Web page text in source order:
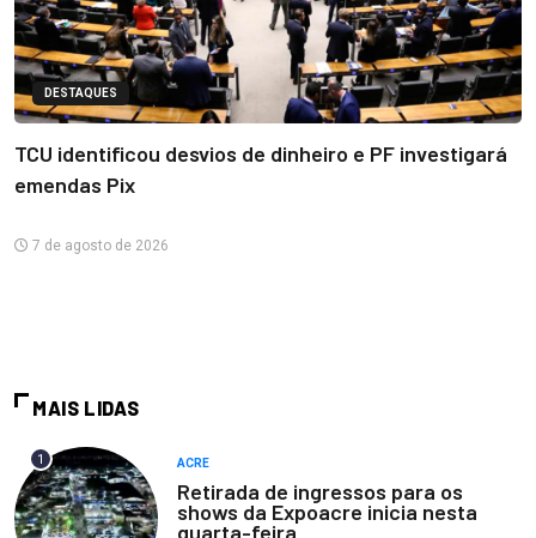
DESTAQUES
TCU identificou desvios de dinheiro e PF investigará
emendas Pix
7 de agosto de 2026
MAIS LIDAS
1 ACRE
Retirada de ingressos para os
shows da Expoacre inicia nesta
quarta-feira